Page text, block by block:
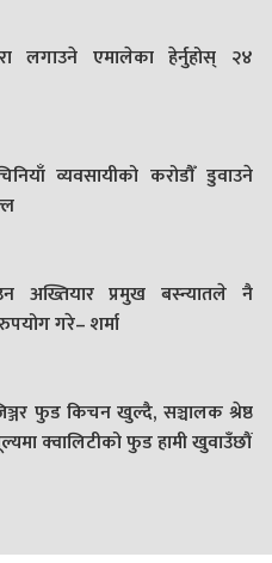
लगाउने एमालेका हेर्नुहोस् २४
व्यवसायीको करोडौँ डुवाउने
अख्तियार प्रमुख बस्न्यातले नै
गरे– शर्मा
फुड किचन खुल्दै, सञ्चालक श्रेष्ठ
क्वालिटीको फुड हामी खुवाउँछौं